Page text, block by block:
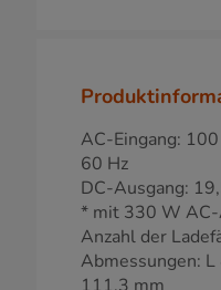
AC-Eingang:
60 Hz
DC-Ausgang:
* mit 330 W
Anzahl der
Abmessungen: